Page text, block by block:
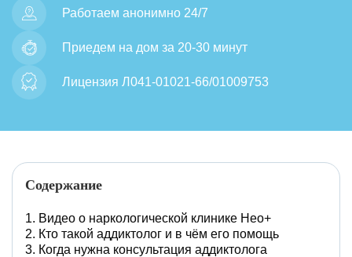
Работаем анонимно 24/7
Приедем на дом за 20-30 минут
Лицензия Л041-01021-66/01009753
Содержание
Видео о наркологической клинике Нео+
Кто такой аддиктолог и в чём его помощь
Когда нужна консультация аддиктолога